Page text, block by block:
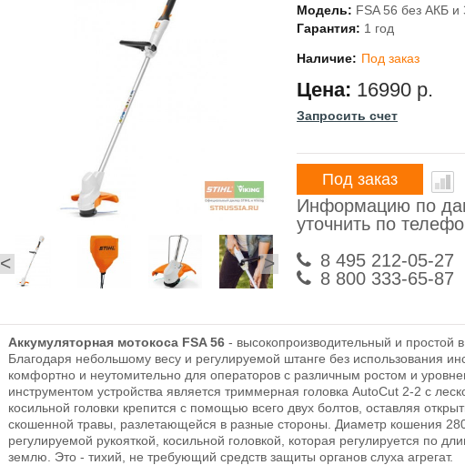
< >
Модель: FSA 56 без АКБ и
Гарантия: 1 год
Наличие: Под заказ
Цена: 16990 р.
Запросить счет
Под заказ
Информацию по
уточнить по
8 495 212-05-27
8 800 333-65-87
Аккумуляторная мотокоса FSA 56 - высокопроизводительный и простой
Благодаря небольшому весу и регулируемой штанге без использования
комфортно и неутомительно для операторов с различным ростом и
инструментом устройства является триммерная головка AutoCut 2-2 с
косильной головки крепится с помощью всего двух болтов, оставляя
скошенной травы, разлетающейся в разные стороны. Диаметр кошения
регулируемой рукояткой, косильной головкой, которая регулируется по
землю. Это - тихий, не требующий средств защиты органов слуха агрегат.